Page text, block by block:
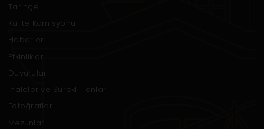
Tarihçe
Kalite Komisyonu
Haberler
Etkinlikler
Duyurular
İhaleler ve Sürekli İlanlar
Fotoğraflar
Mezunlar